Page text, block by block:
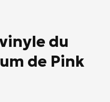
du
de Pink